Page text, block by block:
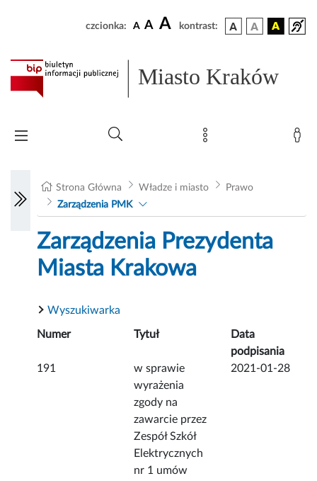
czcionka: A A A kontrast:
Miasto Kraków
Strona Główna Władze i miasto
Prawo
Zarządzenia PMK
Zarządzenia Prezydenta
Miasta Krakowa
Wyszukiwarka
Numer Tytuł
Data
podpisania
191
w sprawie
wyrażenia
zgody na
zawarcie przez
Zespół Szkół
Elektrycznych
nr 1 umów
2021-01-28